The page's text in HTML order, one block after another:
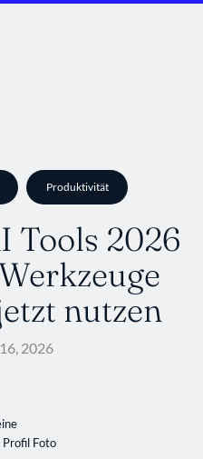
Produktivität
Tools 2026
nutzen
2026